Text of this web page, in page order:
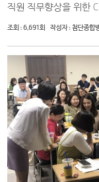
직원 직무향상을 위한
조회 : 6,691회 작성자 : 첨단종합